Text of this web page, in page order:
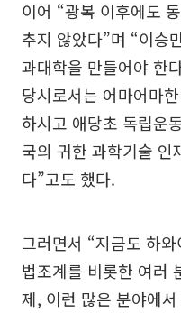
이어 “광복 이후에도
추지 않았다”며 “이승
과대학을 만들어야 한
당시로서는 어마어마
하시고 애당초 독립운
국의 귀한 과학기술 인
다”고도 했다.
그러면서 “지금도 하
법조계를 비롯한 여러
제, 이런 많은 분야에